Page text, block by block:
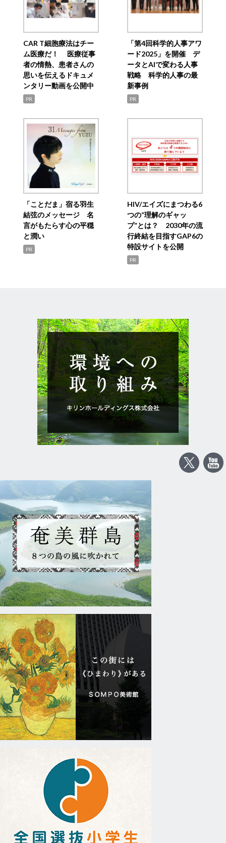
CAR T細胞療法はチー
ム医療だ！ 医療従事
者の情熱、患者さんの
思いを伝えるドキュメ
ンタリー動画を公開中
PR
「第4回科学的人事アワ
ード2025」を開催 デ
ータとAIで変わる人事
戦略 科学的人事の最
新事例
PR
「ことだま」宿る羽生
結弦のメッセージ 名
言がもたらす心の平穏
と潤い
PR
HIV/エイズにまつわる6
つの“理解のギャッ
プ”とは？ 2030年の流
行終結を目指すGAP6の
特設サイトを公開
PR